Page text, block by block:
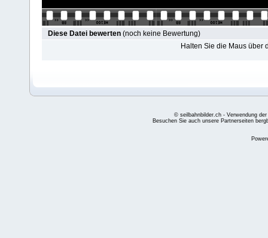
Diese Datei bewerten (noch keine Bewertung)
Halten Sie die Maus über
© seilbahnbilder.ch - Verwendung
Besuchen Sie auch unsere Partnerseiten